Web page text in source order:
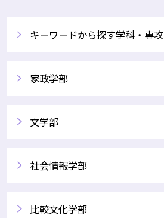
キーワードから探す学科・専攻
家政学部
文学部
社会情報学部
比較文化学部